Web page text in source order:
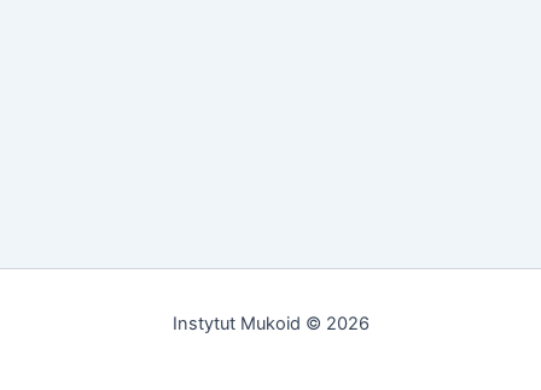
Instytut Mukoid © 2026